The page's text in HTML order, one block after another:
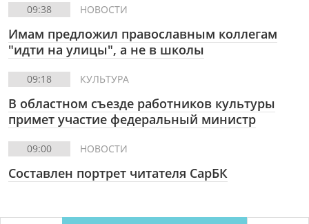
09:38 НОВОСТИ
Имам предложил православным коллегам
"идти на улицы", а не в школы
09:18 КУЛЬТУРА
В областном съезде работников культуры
примет участие федеральный министр
09:00 НОВОСТИ
Составлен портрет читателя СарБК